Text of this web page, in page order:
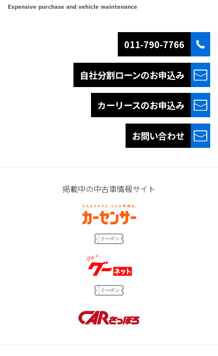
Expensive purchase and vehicle maintenance
011-790-7766
自社分割ローンのお申込み
カーリースのお申込み
お問い合わせ
掲載中の中古車情報サイト